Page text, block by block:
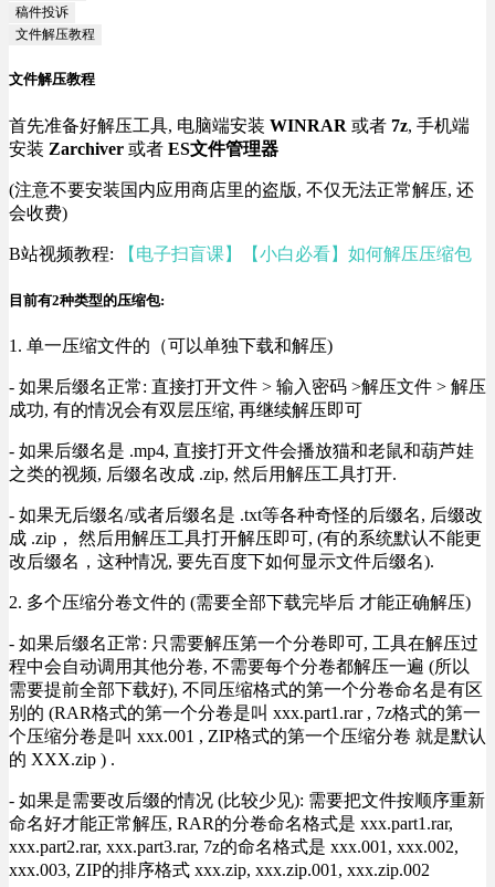
稿件投诉
文件解压教程
文件解压教程
首先准备好解压工具, 电脑端安装 WINRAR 或者 7z, 手机端
安装 Zarchiver 或者 ES文件管理器
(注意不要安装国内应用商店里的盗版, 不仅无法正常解压, 还
会收费)
B站视频教程: 【电子扫盲课】【小白必看】如何解压压缩包
目前有2种类型的压缩包:
1. 单一压缩文件的（可以单独下载和解压)
- 如果后缀名正常: 直接打开文件 > 输入密码 >解压文件 > 解压
成功, 有的情况会有双层压缩, 再继续解压即可
- 如果后缀名是 .mp4, 直接打开文件会播放猫和老鼠和葫芦娃
之类的视频, 后缀名改成 .zip, 然后用解压工具打开.
- 如果无后缀名/或者后缀名是 .txt等各种奇怪的后缀名, 后缀改
成 .zip， 然后用解压工具打开解压即可, (有的系统默认不能更
改后缀名，这种情况, 要先百度下如何显示文件后缀名).
2. 多个压缩分卷文件的 (需要全部下载完毕后 才能正确解压)
- 如果后缀名正常: 只需要解压第一个分卷即可, 工具在解压过
程中会自动调用其他分卷, 不需要每个分卷都解压一遍 (所以
需要提前全部下载好), 不同压缩格式的第一个分卷命名是有区
别的 (RAR格式的第一个分卷是叫 xxx.part1.rar , 7z格式的第一
个压缩分卷是叫 xxx.001 , ZIP格式的第一个压缩分卷 就是默认
的 XXX.zip ) .
- 如果是需要改后缀的情况 (比较少见): 需要把文件按顺序重新
命名好才能正常解压, RAR的分卷命名格式是 xxx.part1.rar,
xxx.part2.rar, xxx.part3.rar, 7z的命名格式是 xxx.001, xxx.002,
xxx.003, ZIP的排序格式 xxx.zip, xxx.zip.001, xxx.zip.002